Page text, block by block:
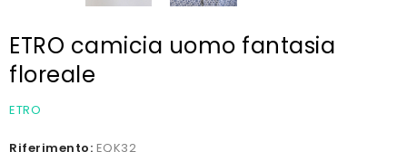
ETRO camicia uomo fantasia
floreale
ETRO
Riferimento: EQK32